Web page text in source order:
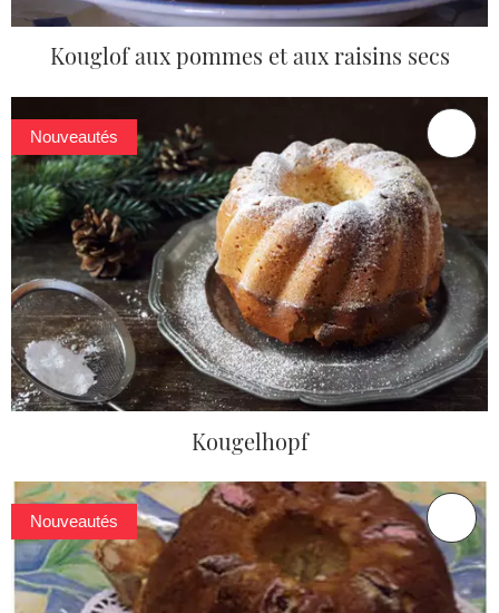
Kouglof aux pommes et aux raisins secs
Nouveautés
Kougelhopf
Nouveautés